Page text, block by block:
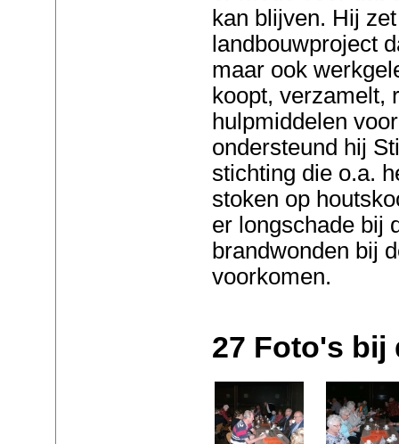
kan blijven. Hij
landbouwproject
maar ook
koopt, verzamelt,
hulpmiddelen
ondersteund hij
stichting die o.a.
stoken op
er longschade bij
brandwonden bij
voorkomen.
27 Foto's bij